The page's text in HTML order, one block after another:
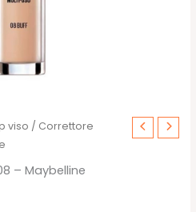
viso / Correttore
– Maybelline